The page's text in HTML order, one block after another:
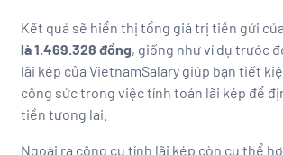
Kết quả sẽ hiển thị tổng giá trị tiền gửi
là 1.469.328 đồng, giống như ví dụ trước
lãi kép của VietnamSalary giúp bạn tiết
công sức trong việc tính toán lãi kép để
tiền tương lai.
Ngoài ra công cụ tính lãi kép còn cụ thể